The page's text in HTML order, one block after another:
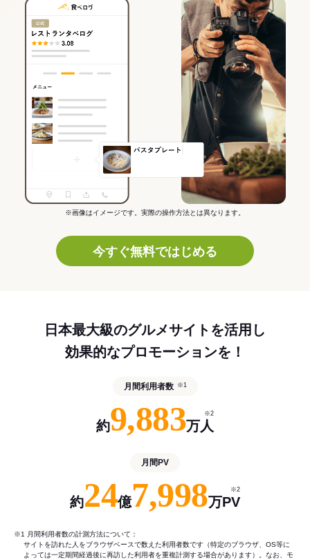
※画像はイメージです。実際の操作方法とは異なります。
今すぐ無料ではじめる
日本最大級のグルメサイトを活用し
効果的なプロモーションを！
月間利用者数 ※1
約9,883万人
※2
月間PV
約24億7,998万PV
※2
※1 月間利用者数の計測方法について：
サイトを訪れた人をブラウザベースで数えた利用者数です（特定のブラウザ、OS等に
よっては一定期間経過後に再訪した利用者を重複計測する場合があります）。なお、モ